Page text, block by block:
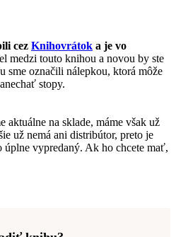
cez Knihovrátok a je vo
medzi touto knihou a novou by ste
sme označili nálepkou, ktorá môže
stopy.
aktuálne na sklade, máme však už
už nemá ani distribútor, preto je
úplne vypredaný. Ak ho chcete mať,